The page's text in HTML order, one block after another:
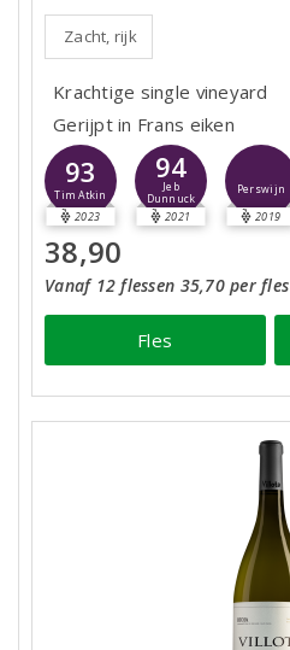
Zacht, rijk
Krachtige single vineyard
Gerijpt in Frans eiken
93
Tim Atkin
2023
94
Jeb
Dunnuck
2021
Perswijn
2019
38,90
Vanaf 12 flessen 35,70 per fles
Fles